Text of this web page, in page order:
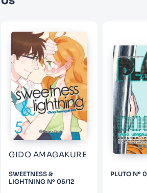
Correo electrónico
Escribir comentario
ENVIAR COMENTARIO
GIDO AMAGAKURE
SWEETNESS &
LIGHTNING Nº 05/12
PLUTO Nº